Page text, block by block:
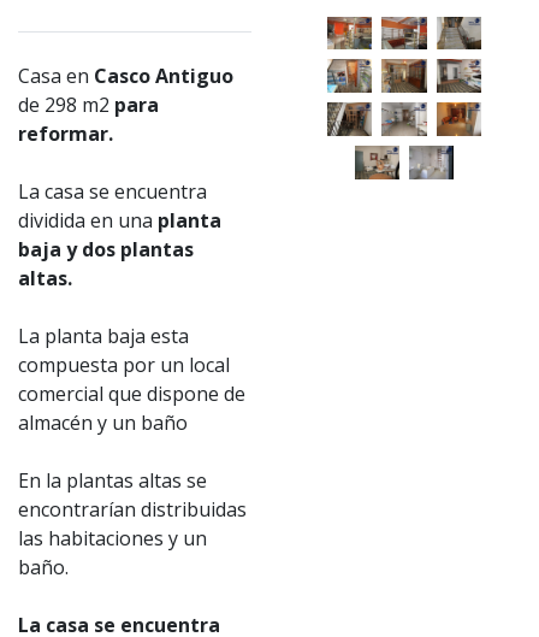
Casa en Casco Antiguo
de 298 m2 para
reformar.
La casa se encuentra
dividida en una planta
baja y dos plantas
altas.
La planta baja esta
compuesta por un local
comercial que dispone de
almacén y un baño
En la plantas altas se
encontrarían distribuidas
las habitaciones y un
baño.
La casa se encuentra